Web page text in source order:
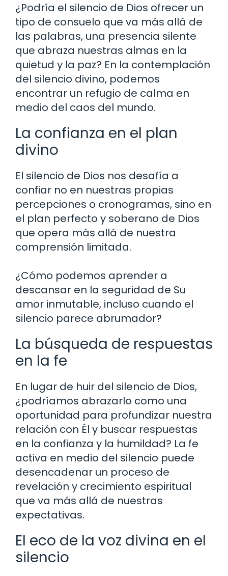
¿Podría el silencio de Dios ofrecer un
tipo de consuelo que va más allá de
las palabras, una presencia silente
que abraza nuestras almas en la
quietud y la paz? En la contemplación
del silencio divino, podemos
encontrar un refugio de calma en
medio del caos del mundo.
La confianza en el plan
divino
El silencio de Dios nos desafía a
confiar no en nuestras propias
percepciones o cronogramas, sino en
el plan perfecto y soberano de Dios
que opera más allá de nuestra
comprensión limitada.
¿Cómo podemos aprender a
descansar en la seguridad de Su
amor inmutable, incluso cuando el
silencio parece abrumador?
La búsqueda de respuestas
en la fe
En lugar de huir del silencio de Dios,
¿podríamos abrazarlo como una
oportunidad para profundizar nuestra
relación con Él y buscar respuestas
en la confianza y la humildad? La fe
activa en medio del silencio puede
desencadenar un proceso de
revelación y crecimiento espiritual
que va más allá de nuestras
expectativas.
El eco de la voz divina en el
silencio